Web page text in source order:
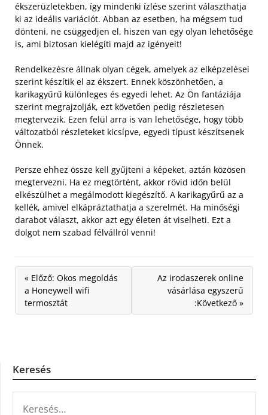
ékszerüzletekben, így mindenki ízlése szerint választhatja
ki az ideális variációt. Abban az esetben, ha mégsem tud
dönteni, ne csüggedjen el, hiszen van egy olyan lehetősége
is, ami biztosan kielégíti majd az igényeit!
Rendelkezésre állnak olyan cégek, amelyek az elképzelései
szerint készítik el az ékszert. Ennek köszönhetően, a
karikagyűrű különleges és egyedi lehet. Az Ön fantáziája
szerint megrajzolják, ezt követően pedig részletesen
megtervezik. Ezen felül arra is van lehetősége, hogy több
változatból részleteket kicsípve, egyedi típust készítsenek
Önnek.
Persze ehhez össze kell gyűjteni a képeket, aztán közösen
megtervezni. Ha ez megtörtént, akkor rövid időn belül
elkészülhet a megálmodott kiegészítő. A karikagyűrű az a
kellék, amivel elkápráztathatja a szerelmét. Ha minőségi
darabot választ, akkor azt egy életen át viselheti. Ezt a
dolgot nem szabad félvállról venni!
« Előző: Okos megoldás
a Honeywell wifi
termosztát
Az irodaszerek online
vásárlása egyszerű
:Következő »
Keresés